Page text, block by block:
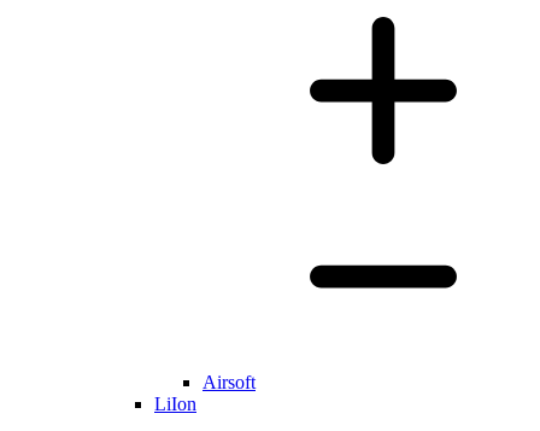
Airsoft
LiIon